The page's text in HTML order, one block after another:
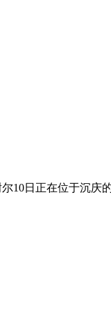
10日正在位于沉庆